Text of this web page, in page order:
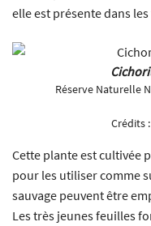
elle est présente dans
Réserve Naturelle
Crédits :
Cette plante est cultivée
pour les utiliser comme
sauvage peuvent être
Les très jeunes feuilles